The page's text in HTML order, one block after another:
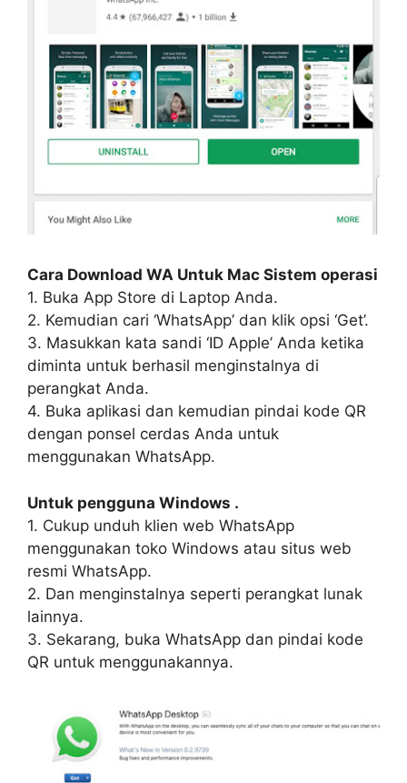
Cara Download WA Untuk Mac Sistem operasi
1. Buka App Store di Laptop Anda.
2. Kemudian cari ‘WhatsApp’ dan klik opsi ‘Get’.
3. Masukkan kata sandi ‘ID Apple’ Anda ketika
diminta untuk berhasil menginstalnya di
perangkat Anda.
4. Buka aplikasi dan kemudian pindai kode QR
dengan ponsel cerdas Anda untuk
menggunakan WhatsApp.
Untuk pengguna Windows .
1. Cukup unduh klien web WhatsApp
menggunakan toko Windows atau situs web
resmi WhatsApp.
2. Dan menginstalnya seperti perangkat lunak
lainnya.
3. Sekarang, buka WhatsApp dan pindai kode
QR untuk menggunakannya.